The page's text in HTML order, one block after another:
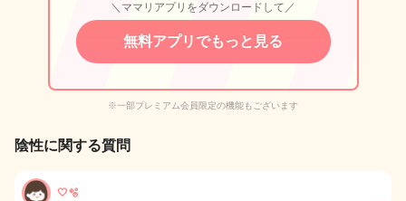
＼ママリアプリをダウンロードして／
無料アプリでもっと見る
※一部プレミアム会員限定の機能もございます
陰性に関する質問
🤍🫧